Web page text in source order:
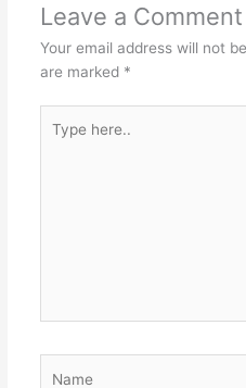
Leave a Comment
Your email address will not
are marked *
here..